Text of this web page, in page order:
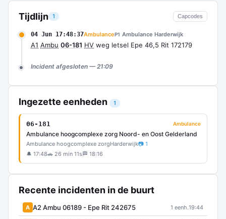
Tijdlijn 1 Capcodes
04 Jun 17:48:37AmbulanceP1 Ambulance Harderwijk
A1 Ambu 06-181 HV weg letsel Epe 46,5 Rit 172179
Incident afgesloten — 21:09
Ingezette eenheden 1
06-181 Ambulance
Ambulance hoogcomplexe zorg Noord- en Oost Gelderland
Ambulance hoogcomplexe zorgHarderwijk📷 1
🔔 17:48🚗 26 min 11s 🏁 18:16
Recente incidenten in de buurt
A A2 Ambu 06189 - Epe Rit 242675 1 eenh.19:44